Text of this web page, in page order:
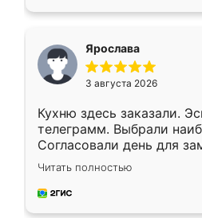
Ярослава
3 августа 2026
Кухню здесь заказали.
телеграмм. Выбрали
Согласовали день для
недели кухня была уже
довольны работой.
мебель за качественную
Читать полностью